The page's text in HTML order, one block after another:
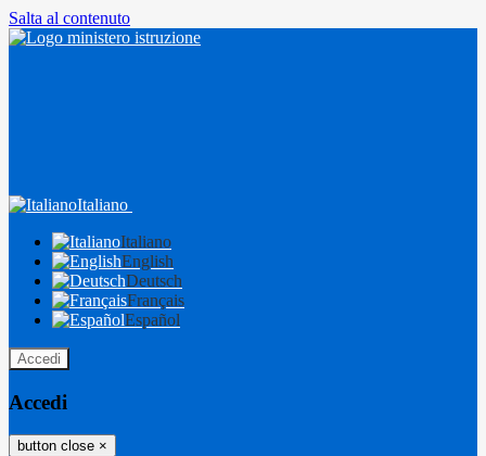
Salta al contenuto
Italiano
Italiano
English
Deutsch
Français
Español
Accedi
Accedi
button close ×